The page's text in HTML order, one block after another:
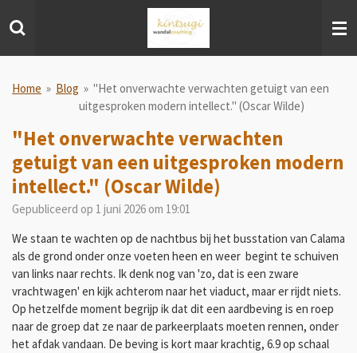
direct
hoofdinhoud
Home » Blog » "Het onverwachte verwachten getuigt van een
uitgesproken modern intellect." (Oscar Wilde)
"Het onverwachte verwachten
getuigt van een uitgesproken modern
intellect." (Oscar Wilde)
Gepubliceerd op 1 juni 2026 om 19:01
We staan te wachten op de nachtbus bij het busstation van Calama
als de grond onder onze voeten heen en weer begint te schuiven
van links naar rechts. Ik denk nog van 'zo, dat is een zware
vrachtwagen' en kijk achterom naar het viaduct, maar er rijdt niets.
Op hetzelfde moment begrijp ik dat dit een aardbeving is en roep
naar de groep dat ze naar de parkeerplaats moeten rennen, onder
het afdak vandaan. De beving is kort maar krachtig, 6.9 op schaal